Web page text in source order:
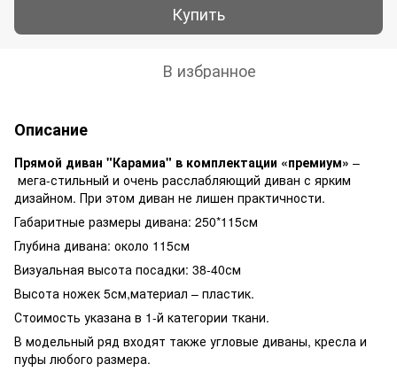
Купить
В избранное
Описание
Прямой диван "Карамиа" в комплектации «премиум» –
мега-стильный и очень расслабляющий диван с ярким
дизайном. При этом диван не лишен практичности.
Габаритные размеры дивана: 250*115см
Глубина дивана: около 115см
Визуальная высота посадки: 38-40см
Высота ножек 5см,материал – пластик.
Стоимость указана в 1-й категории ткани.
В модельный ряд входят также угловые диваны, кресла и
пуфы любого размера.